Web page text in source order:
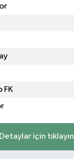
FK
Detaylar için tıklayın